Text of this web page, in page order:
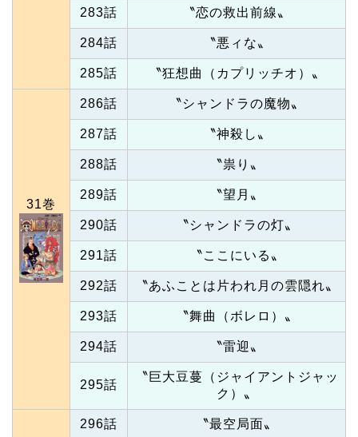
283話 〝恋の救出前線〟
284話 〝悪ィな〟
285話 〝狂想曲（カプリッチオ）〟
31巻
286話 〝シャンドラの魔物〟
287話 〝神殺し〟
288話 〝祟り〟
289話 〝望月〟
290話 〝シャンドラの灯〟
291話 〝ここにいる〟
292話 〝あふことは片われ月の雲隠れ〟
293話 〝舞曲（ボレロ）〟
294話 〝雷迎〟
295話
〝巨大豆蔓（ジャイアントジャッ
ク）〟
296話 〝最空局面〟